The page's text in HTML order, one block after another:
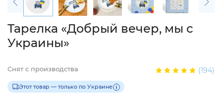
Тарелка «Добрый вечер, мы с
Украины»
Снят с производства (194)
Этот товар — только по Украине